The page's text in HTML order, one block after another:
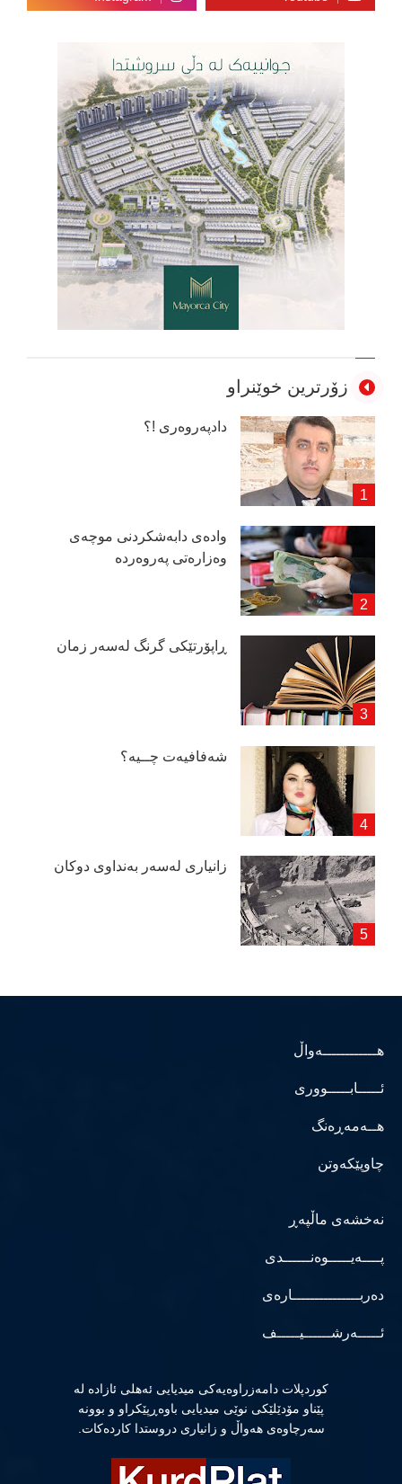
زۆرترین خوێنراو
دادپەروەری !؟
وادەی دابەشكردنی موچەی
وەزارەتی پەروەردە
ڕاپۆرتێكی گرنگ لەسەر زمان
شەفافیەت چــیە؟
زانیاری لەسەر بەنداوی دوكان
هــــــــــــەواڵ
ئـــــابـــــووری
هــەمەڕەنگ
چاوپێکەوتن
نەخشەی ماڵپەڕ
پــــەیـــــوەنــــــدی
دەربـــــــــــــــارەی
ئـــــەرشــــــیـــــف
كوردپلات دامەزراوەیەكی میدیایی ئەهلی ئازادە لە
پێناو مۆدێلێكی نوێی میدیایی باوەڕپێكراو و بوونە
سەرچاوەی هەواڵ و زانیاری دروستدا كاردەكات.